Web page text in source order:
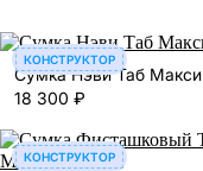
Сумка Нэви Таб Макси
18 300 ₽
КОНСТРУКТОР
КОНСТРУКТОР